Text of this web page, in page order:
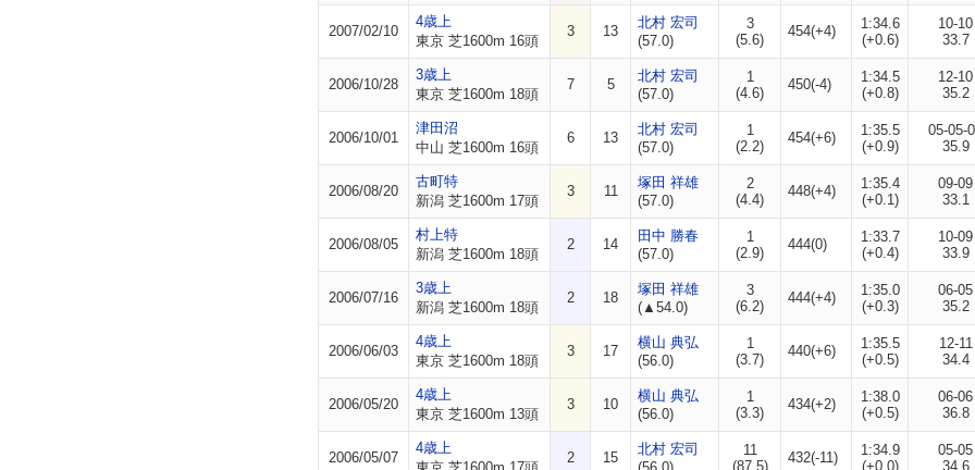
2007/02/10
4歳上
東京 芝1600m 16頭
3 13
北村 宏司
(57.0)
3
(5.6)
454(+4)
1:34.6
(+0.6)
10-10
33.7
2006/10/28
3歳上
東京 芝1600m 18頭
7 5
北村 宏司
(57.0)
1
(4.6)
450(-4)
1:34.5
(+0.8)
12-10
35.2
2006/10/01
津田沼
中山 芝1600m 16頭
6 13
北村 宏司
(57.0)
1
(2.2)
454(+6)
1:35.5
(+0.9)
05-05-
35.9
2006/08/20
古町特
新潟 芝1600m 17頭
3 11
塚田 祥雄
(57.0)
2
(4.4)
448(+4)
1:35.4
(+0.1)
09-09
33.1
2006/08/05
村上特
新潟 芝1600m 18頭
2 14
田中 勝春
(57.0)
1
(2.9)
444(0)
1:33.7
(+0.4)
10-09
33.9
2006/07/16
3歳上
新潟 芝1600m 18頭
2 18
塚田 祥雄
(▲54.0)
3
(6.2)
444(+4)
1:35.0
(+0.3)
06-05
35.2
2006/06/03
4歳上
東京 芝1600m 18頭
3 17
横山 典弘
(56.0)
1
(3.7)
440(+6)
1:35.5
(+0.5)
12-11
34.4
2006/05/20
4歳上
東京 芝1600m 13頭
3 10
横山 典弘
(56.0)
1
(3.3)
434(+2)
1:38.0
(+0.5)
06-06
36.8
2006/05/07
4歳上
2 15
北村 宏司
11
(87.5)
432(-11)
1:34.9
(+0.0)
05-05
34.6